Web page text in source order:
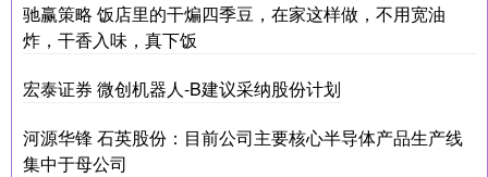
驰赢策略 饭店里的干煸四季豆，在家这样做，不用宽油
炸，干香入味，真下饭
宏泰证券 微创机器人-B建议采纳股份计划
河源华锋 石英股份：目前公司主要核心半导体产品生产线
集中于母公司